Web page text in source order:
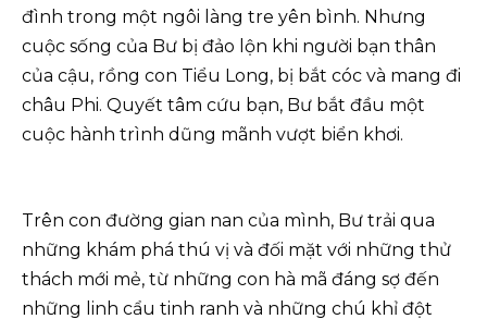
đình trong một ngôi làng tre yên bình. Nhưng
cuộc sống của Bư bị đảo lộn khi người bạn thân
của cậu, rồng con Tiểu Long, bị bắt cóc và mang đi
châu Phi. Quyết tâm cứu bạn, Bư bắt đầu một
cuộc hành trình dũng mãnh vượt biển khơi.
Trên con đường gian nan của mình, Bư trải qua
những khám phá thú vị và đối mặt với những thử
thách mới mẻ, từ những con hà mã đáng sợ đến
những linh cẩu tinh ranh và những chú khỉ đột